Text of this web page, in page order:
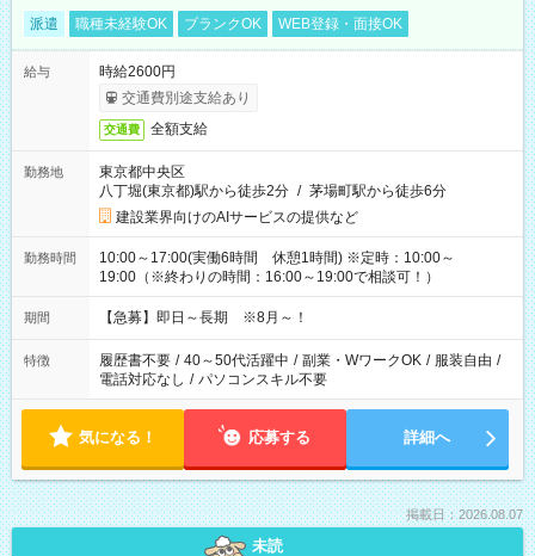
派遣 職種未経験OK ブランクOK WEB登録・面接OK
給与
時給2600円
交通費別途支給あり
交通費 全額支給
勤務地
東京都中央区
八丁堀(東京都)駅から徒歩2分 / 茅場町駅から徒歩6分
建設業界向けのAIサービスの提供など
勤務時間
10:00～17:00(実働6時間 休憩1時間) ※定時：10:00～
19:00（※終わりの時間：16:00～19:00で相談可！）
期間 【急募】即日～長期 ※8月～！
特徴 履歴書不要 / 40～50代活躍中 / 副業・WワークOK / 服装自由 /
電話対応なし / パソコンスキル不要
気になる！ 応募する 詳細へ
掲載日：2026.08.07
未読